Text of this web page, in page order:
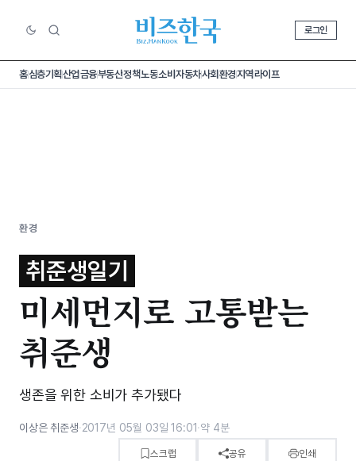
로그인
홈심층기획산업금융부동산정책노동소비 자동차사회환경지역라이프
환경
취준생일기
미세먼지로 고통받는
취준생
생존을 위한 소비가 추가됐다
이상은 취준생·2017년 05월 03일 16:01·약 4분
스크랩 공유 인쇄